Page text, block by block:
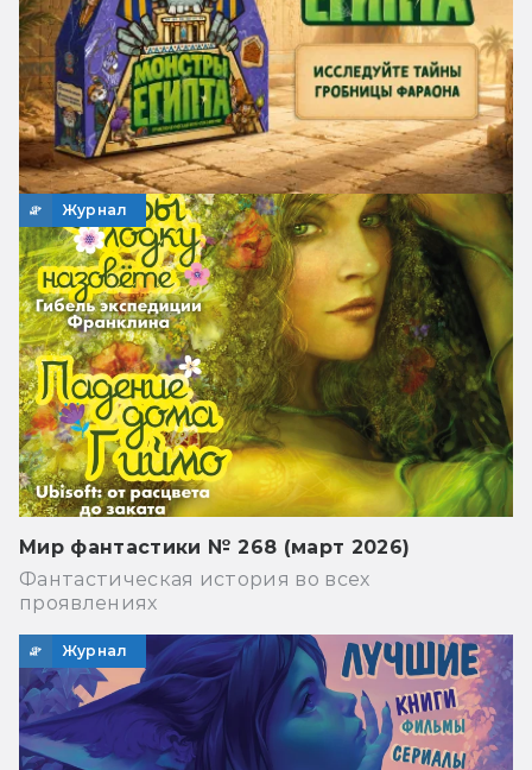
Журнал
Мир фантастики № 268 (март 2026)
Фантастическая история во всех
проявлениях
Журнал